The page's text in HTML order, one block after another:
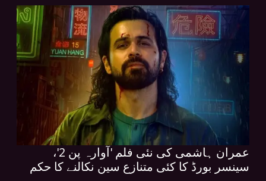
عمران ہاشمی کی نئی فلم 'آوارہ پن 2'،
سینسر بورڈ کا کئی متنازع سین نکالنے کا حکم